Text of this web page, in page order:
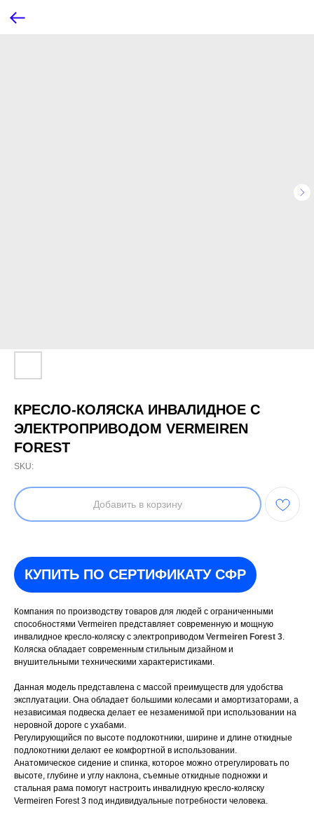
КРЕСЛО-КОЛЯСКА ИНВАЛИДНОЕ С
ЭЛЕКТРОПРИВОДОМ VERMEIREN
FOREST
SKU:
Добавить в корзину
КУПИТЬ ПО СЕРТИФИКАТУ СФР
Компания по производству товаров для людей с ограниченными
способностями Vermeiren представляет современную и мощную
инвалидное кресло-коляску с электроприводом Vermeiren Forest 3.
Коляска обладает современным стильным дизайном и
внушительными техническими характеристиками.
Данная модель представлена с массой преимуществ для удобства
эксплуатации. Она обладает большими колесами и амортизаторами, а
независимая подвеска делает ее незаменимой при использовании на
неровной дороге с ухабами.
Регулирующийся по высоте подлокотники, ширине и длине откидные
подлокотники делают ее комфортной в использовании.
Анатомическое сидение и спинка, которое можно отрегулировать по
высоте, глубине и углу наклона, съемные откидные подножки и
стальная рама помогут настроить инвалидную кресло-коляску
Vermeiren Forest 3 под индивидуальные потребности человека.